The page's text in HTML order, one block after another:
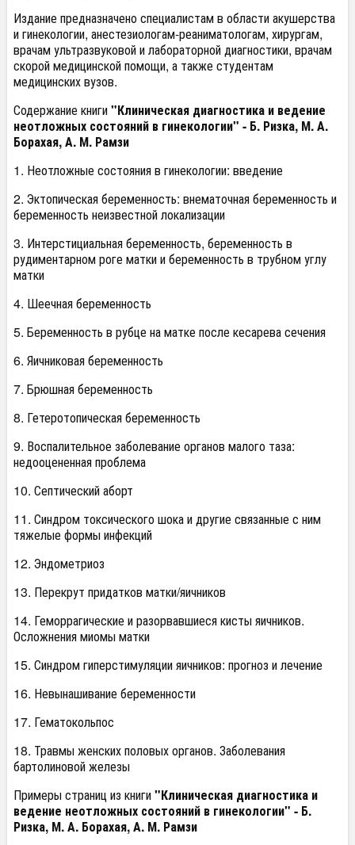
Издание предназначено специалистам в области акушерства
и гинекологии, анестезиологам-реаниматологам, хирургам,
врачам ультразвуковой и лабораторной диагностики, врачам
скорой медицинской помощи, а также студентам
медицинских вузов.
Содержание книги"Клиническая диагностика и ведение
неотложных состояний в гинекологии" - Б. Ризка, М. А.
Борахая, А. М. Рамзи
1. Неотложные состояния в гинекологии: введение
2. Эктопическая беременность: внематочная беременность и
беременность неизвестной локализации
3. Интерстициальная беременность, беременность в
рудиментарном роге матки и беременность в трубном углу
матки
4. Шеечная беременность
5. Беременность в рубце на матке после кесарева сечения
6. Яичниковая беременность
7. Брюшная беременность
8. Гетеротопическая беременность
9. Воспалительное заболевание органов малого таза:
недооцененная проблема
10. Септический аборт
11. Синдром токсического шока и другие связанные с ним
тяжелые формы инфекций
12. Эндометриоз
13. Перекрут придатков матки/яичников
14. Геморрагические и разорвавшиеся кисты яичников.
Осложнения миомы матки
15. Синдром гиперстимуляции яичников: прогноз и лечение
16. Невынашивание беременности
17. Гематокольпос
18. Травмы женских половых органов. Заболевания
бартолиновой железы
Примеры страниц из книги"Клиническая диагностика и
ведение неотложных состояний в гинекологии" - Б.
Ризка, М. А. Борахая, А. М. Рамзи